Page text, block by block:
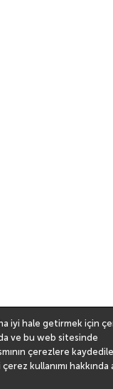
iyi hale getirmek için
ve bu web sitesinde
çerezlere
kullanımı hakkında